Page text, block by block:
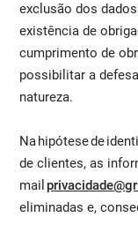
exclusão dos
existência de
cumprimento de
possibilitar a
natureza.
Na hipótese de
de clientes, as
mail
eliminadas e,